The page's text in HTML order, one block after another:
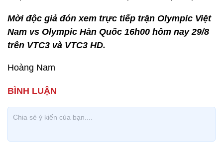
Mời độc giả đón xem trực tiếp trận Olympic Việt
Nam vs Olympic Hàn Quốc 16h00 hôm nay 29/8
trên VTC3 và VTC3 HD.
Hoàng Nam